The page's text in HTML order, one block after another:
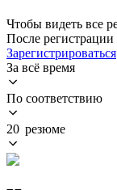
Чтобы видеть все
После
Зарегистрироваться
За всё время
По соответствию
20 резюме